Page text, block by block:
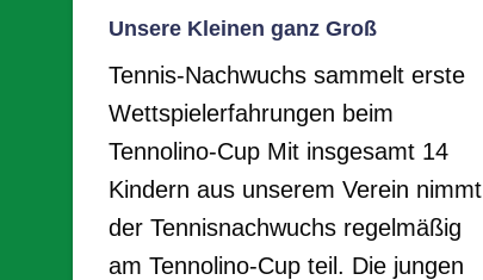
Unsere Kleinen ganz Groß
Tennis-Nachwuchs sammelt erste
Wettspielerfahrungen beim
Tennolino-Cup Mit insgesamt 14
Kindern aus unserem Verein nimmt
der Tennisnachwuchs regelmäßig
am Tennolino-Cup teil. Die jungen